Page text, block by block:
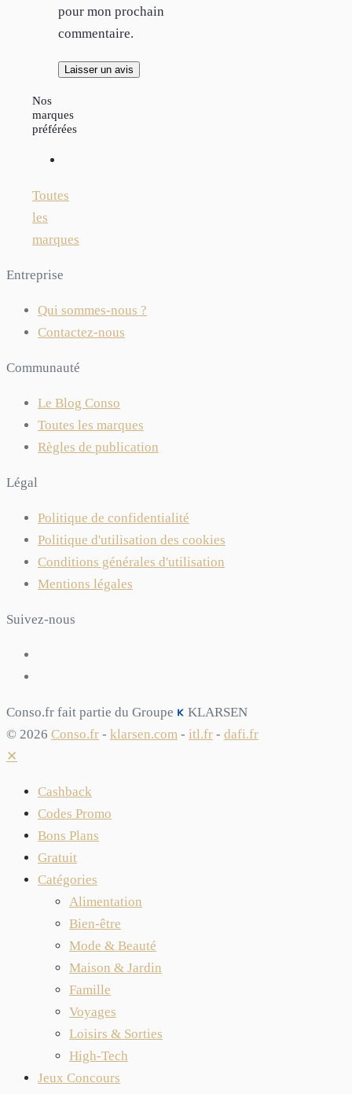
pour mon prochain
commentaire.
Nos
marques
préférées
Toutes
les
marques
Entreprise
Qui sommes-nous ?
Contactez-nous
Communauté
Le Blog Conso
Toutes les marques
Règles de publication
Légal
Politique de confidentialité
Politique d'utilisation des cookies
Conditions générales d'utilisation
Mentions légales
Suivez-nous
Conso.fr fait partie du Groupe
KLARSEN
© 2026 Conso.fr - klarsen.com - itl.fr - dafi.fr
✕
Cashback
Codes Promo
Bons Plans
Gratuit
Catégories
Alimentation
Bien-être
Mode & Beauté
Maison & Jardin
Famille
Voyages
Loisirs & Sorties
High-Tech
Jeux Concours